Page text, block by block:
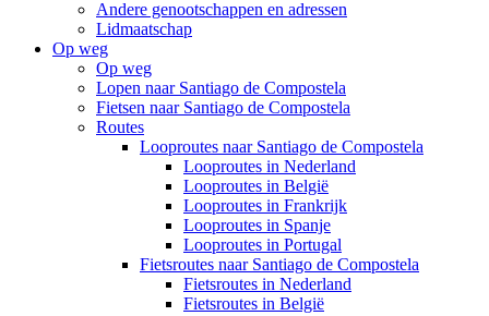
Andere genootschappen en adressen
Lidmaatschap
Op weg
Op weg
Lopen naar Santiago de Compostela
Fietsen naar Santiago de Compostela
Routes
Looproutes naar Santiago de Compostela
Looproutes in Nederland
Looproutes in België
Looproutes in Frankrijk
Looproutes in Spanje
Looproutes in Portugal
Fietsroutes naar Santiago de Compostela
Fietsroutes in Nederland
Fietsroutes in België